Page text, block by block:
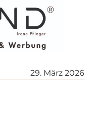
29. März 2026